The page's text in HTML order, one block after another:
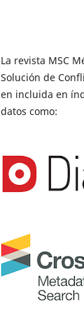
La revista MSC
Solución de
en incluida en
datos como: